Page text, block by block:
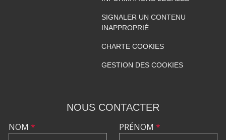
SIGNALER UN CONTENU
INAPPROPRIÉ
CHARTE COOKIES
GESTION DES COOKIES
NOUS CONTACTER
NOM * PRÉNOM *